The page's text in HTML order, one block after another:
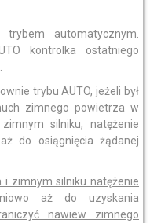
automatycznym.
kontrolka ostatniego
trybu AUTO, jeżeli był
zimnego powietrza w
silniku, natężenie
do osiągnięcia żądanej
zimnym silniku natężenie
aż do uzyskania
nawiew zimnego